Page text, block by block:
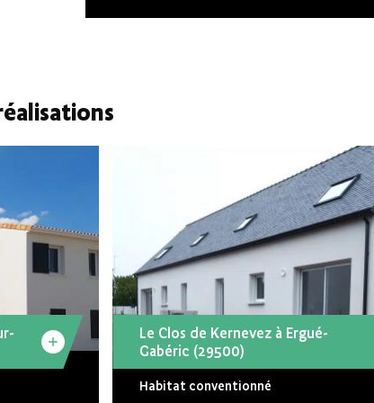
Le Clos de Kernevez à Ergué-
Gabéric (29500)
Habitat conventionné